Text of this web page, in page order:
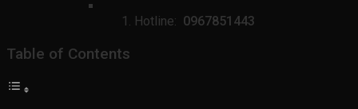
Hotline: 0967851443
Table of Contents